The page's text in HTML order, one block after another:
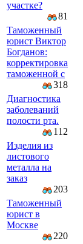
участке?
81
Таможенный
юрист Виктор
Богданов:
корректировка
таможенной с
318
Диагностика
заболеваний
полости рта.
112
Изделия из
листового
металла на
заказ
203
Таможенный
юрист в
Москве
220